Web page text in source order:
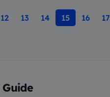
12 13 14 15 16 17